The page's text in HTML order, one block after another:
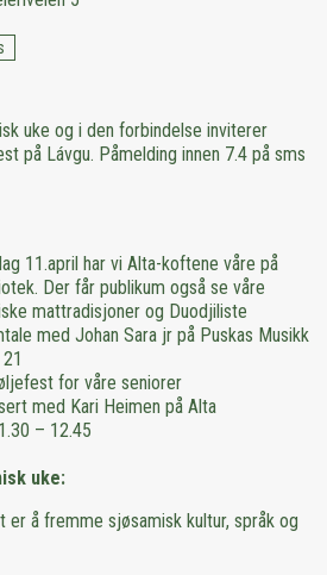
uke og i den forbindelse inviterer
på Lávgu. Påmelding innen 7.4 på sms
11.april har vi Alta-koftene våre på
Der får publikum også se våre
mattradisjoner og Duodjiliste
med Johan Sara jr på Puskas Musikk
for våre seniorer
med Kari Heimen på Alta
– 12.45
uke:
å fremme sjøsamisk kultur, språk og